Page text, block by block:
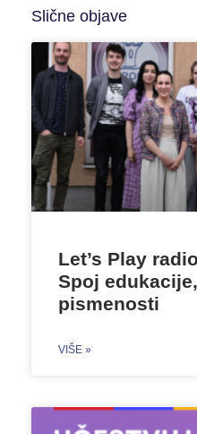
Slične objave
Let’s Play
Spoj
pismenosti
VIŠE »